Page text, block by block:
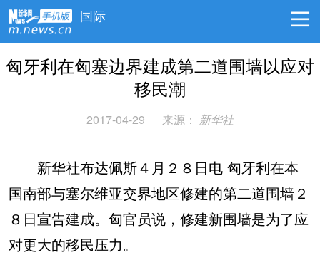
国际
匈牙利在匈塞边界建成第二道围墙以应对
移民潮
2017-04-29 来源： 新华社
新华社布达佩斯４月２８日电 匈牙利在本
国南部与塞尔维亚交界地区修建的第二道围墙２
８日宣告建成。匈官员说，修建新围墙是为了应
对更大的移民压力。